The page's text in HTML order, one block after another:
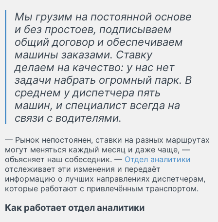
Мы грузим на постоянной основе
и без простоев, подписываем
общий договор и обеспечиваем
машины заказами. Ставку
делаем на качество: у нас нет
задачи набрать огромный парк. В
среднем у диспетчера пять
машин, и специалист всегда на
связи с водителями.
— Рынок непостоянен, ставки на разных маршрутах
могут меняться каждый месяц и даже чаще, —
объясняет наш собеседник. — Отдел аналитики
отслеживает эти изменения и передаёт
информацию о лучших направлениях диспетчерам,
которые работают с привлечённым транспортом.
Как работает отдел аналитики